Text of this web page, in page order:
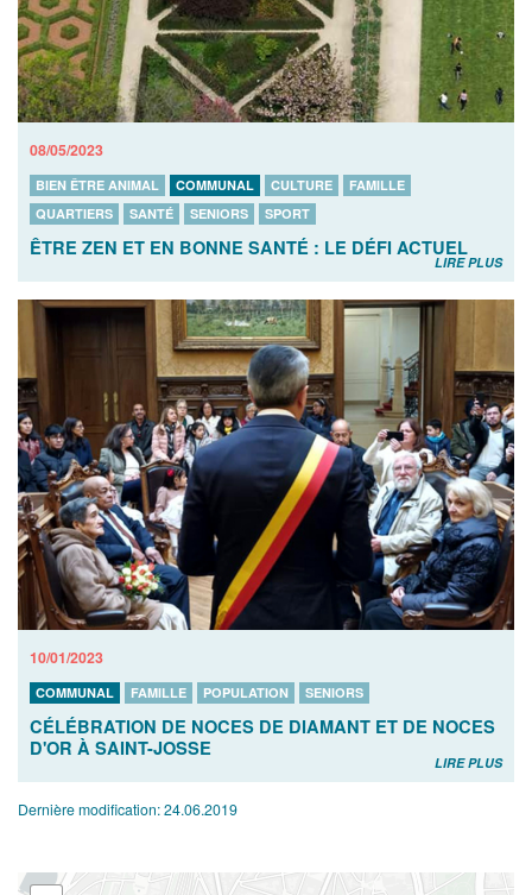
08/05/2023
BIEN ÊTRE ANIMAL COMMUNAL CULTURE
FAMILLE
QUARTIERS
SANTÉ SENIORS SPORT
ÊTRE ZEN ET EN BONNE SANTÉ : LE DÉFI ACTUEL
LIRE PLUS
10/01/2023
COMMUNAL FAMILLE POPULATION SENIORS
CÉLÉBRATION DE NOCES DE DIAMANT ET DE NOCES
D'OR À SAINT-JOSSE
LIRE PLUS
Dernière modification:24.06.2019